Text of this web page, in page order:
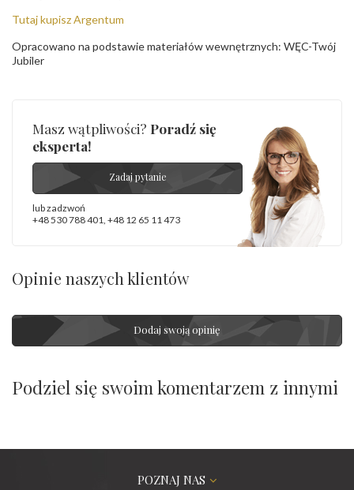
Tutaj kupisz Argentum
Opracowano na podstawie materiałów wewnętrznych: WĘC-Twój
Jubiler
Masz wątpliwości? Poradź się
eksperta!
Zadaj pytanie
lub zadzwoń
+48 530 788 401 +48 12 65 11 473
Opinie naszych klientów
Dodaj swoją opinię
Podziel się swoim komentarzem z innymi
POZNAJ NAS